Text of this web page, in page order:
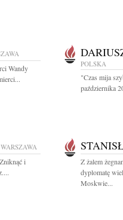
Wandy
POLSKA
"Czas mija
października
WARSZAWA
i
Z żalem
dyplomatę
Moskwie...